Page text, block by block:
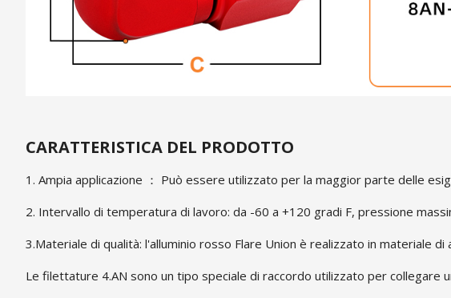
CARATTERISTICA DEL PRODOTTO
1. Ampia applicazione ： Può essere utilizzato per la maggior parte delle
2. Intervallo di temperatura di lavoro: da -60 a +120 gradi F, pressione
3.Materiale di qualità: l'alluminio rosso Flare Union è realizzato in materiale di
Le filettature 4.AN sono un tipo speciale di raccordo utilizzato per